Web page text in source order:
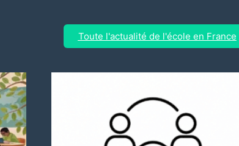
Toute l'actualité de l'école en France